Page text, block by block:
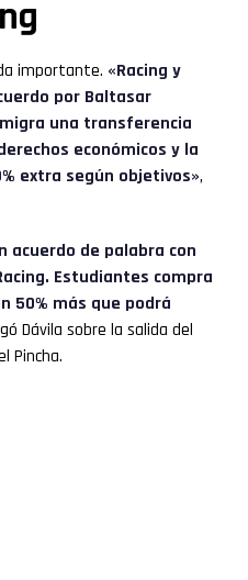
importante. «Racing y
por Baltasar
una transferencia
económicos y la
extra según objetivos»,
acuerdo de palabra con
Estudiantes compra
50% más que podrá
Dávila sobre la salida del
Pincha.